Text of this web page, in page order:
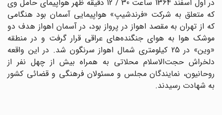
در اول اسفند 1364 ساعت 30 / 12 دقیقه ظهر هواپیماى حامل وی
که متعلق به شرکت «فرندشیپ» هواپیمایى آسمان بود هنگامى
که از تهران به مقصد اهواز در پرواز بود، در آسمان اهواز هدف دو
موشک هوا به هواى جنگنده‌هاى عراقى قرار گرفت و در منطقه
«وین» در 25 کیلومترى شمال اهواز سرنگون شد. در این واقعه
دلخراش حجت‌الاسلام محلاتى به همراه بیش از چهل نفر از
روحانیون، نمایندگان مجلس و مسئولان فرهنگى و قضائی کشور
به شهادت رسیدند.